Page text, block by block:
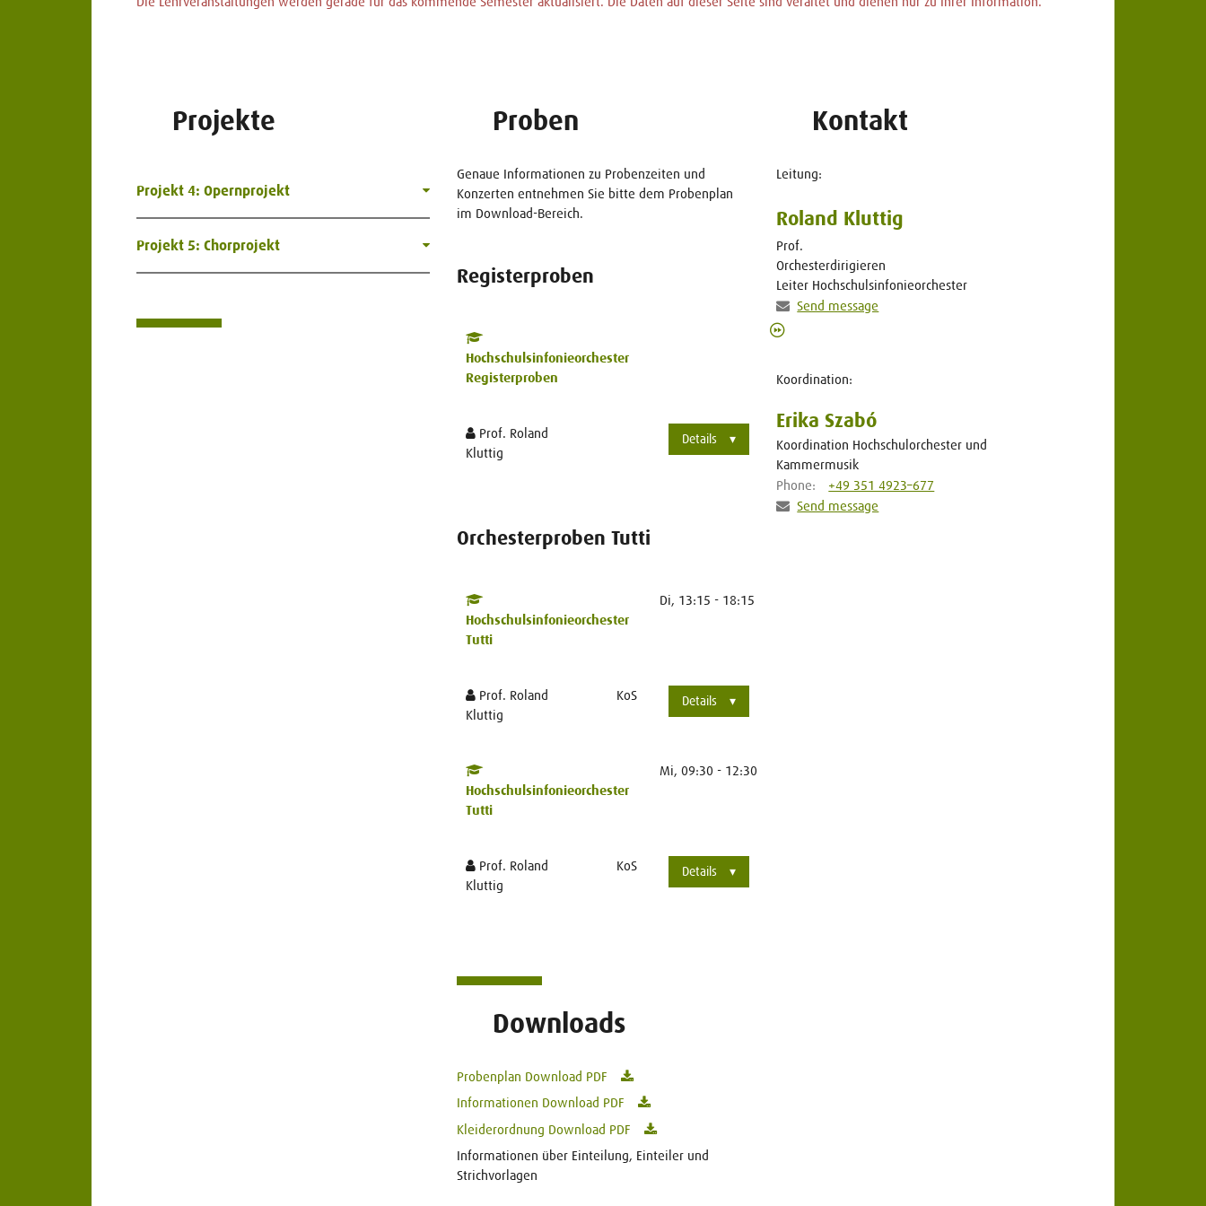
Projekte
Projekt 4: Opernprojekt
Projekt 5: Chorprojekt
Proben
Genaue Informationen zu Probenzeiten und
Konzerten entnehmen Sie bitte dem Probenplan
im Download-Bereich.
Registerproben
Hochschulsinfonieorchester
Registerproben
Prof. Roland
Kluttig
Details
Orchesterproben Tutti
Hochschulsinfonieorchester
Tutti
Di, 13:15 - 18:15
Prof. Roland
Kluttig
KoS Details
Hochschulsinfonieorchester
Tutti
Mi, 09:30 - 12:30
Prof. Roland
Kluttig
KoS Details
Downloads
Probenplan Download PDF
Informationen Download PDF
Kleiderordnung Download PDF
Informationen über Einteilung, Einteiler und
Strichvorlagen
Kontakt
Leitung:
Roland Kluttig
Prof.
Orchesterdirigieren
Leiter Hochschulsinfonieorchester
Send message
Koordination:
Erika Szabó
Koordination Hochschulorchester und
Kammermusik
Phone:
+49 351 4923–677
Send message